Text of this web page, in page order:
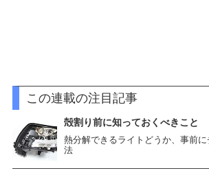
この連載の注目記事
殻割り前に知っておくべきこと
熱分解できるライトどうか、事前
法